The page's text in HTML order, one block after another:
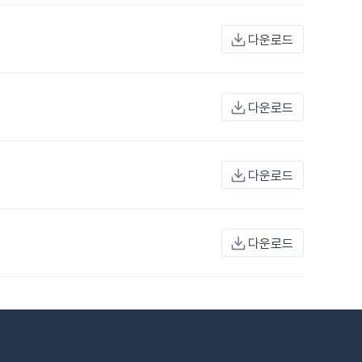
다운로드
다운로드
다운로드
다운로드